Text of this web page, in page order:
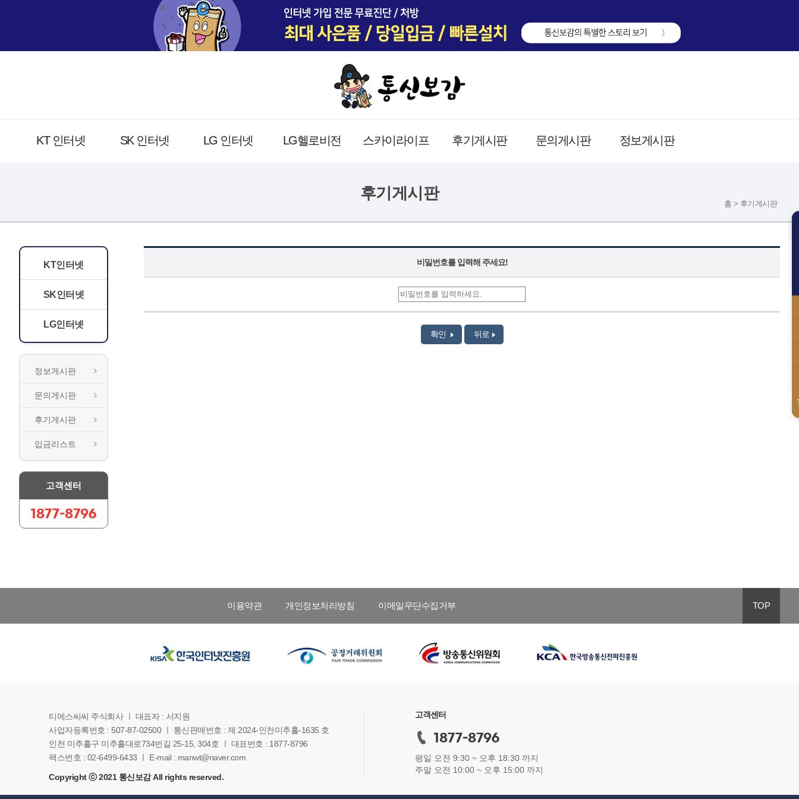
KT 인터넷 SK 인터넷 LG 인터넷 LG헬로비전 스카이라이프 후기게시판 문의게시판 정보게시판
후기게시판
홈 > 후기게시판
KT인터넷
SK인터넷
LG인터넷
정보게시판
문의게시판
후기게시판
입금리스트
고객센터
비밀번호를 입력해 주세요!
확인 뒤로
이용약관 개인정보처리방침 이메일무단수집거부 TOP
티에스씨씨 주식회사 ㅣ 대표자 : 서지원
사업자등록번호 : 507-87-02500 ㅣ 통신판매번호 : 제 2024-인천미추홀-1635 호
인천 미추홀구 미추홀대로734번길 25-15, 304호 ㅣ 대표번호 : 1877-8796
팩스번호 : 02-6499-6433 ㅣ E-mail : manwt@naver.com
Copyright ⓒ 2021 통신보감 All rights reserved.
고객센터
평일 오전 9:30 ~ 오후 18:30 까지
주말 오전 10:00 ~ 오후 15:00 까지